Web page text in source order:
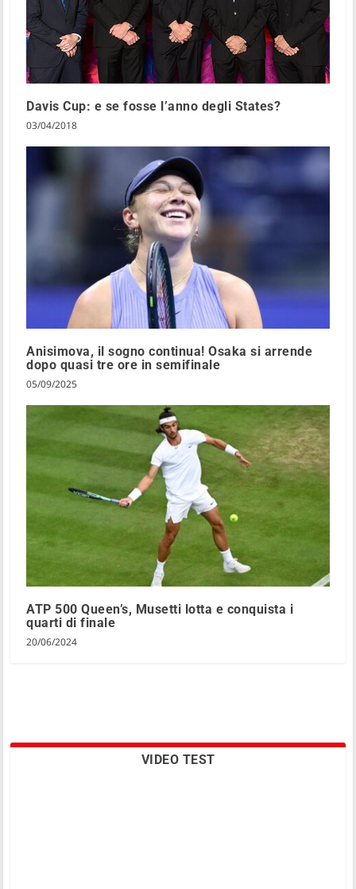
Davis Cup: e se fosse l’anno degli States?
03/04/2018
Anisimova, il sogno continua! Osaka si arrende
dopo quasi tre ore in semifinale
05/09/2025
ATP 500 Queen’s, Musetti lotta e conquista i
quarti di finale
20/06/2024
VIDEO TEST